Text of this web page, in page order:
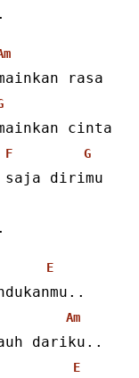
rasa
cinta
F G
saja dirimu
E
Am
dariku..
E